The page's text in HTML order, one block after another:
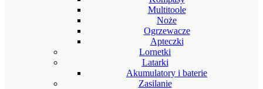
Multitoole
Noże
Ogrzewacze
Apteczki
Lornetki
Latarki
Akumulatory i baterie
Zasilanie